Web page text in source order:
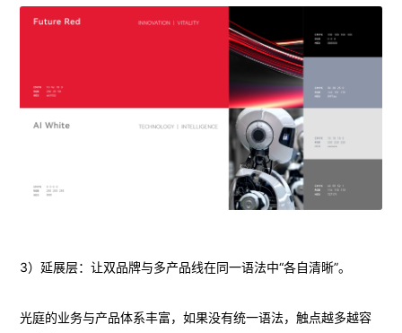
3）延展层：让双品牌与多产品线在同一语法中“各自清晰”。
光庭的业务与产品体系丰富，如果没有统一语法，触点越多越容